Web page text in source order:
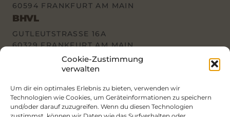
Cookie-Zustimmung
verwalten
Um dir ein optimales Erlebnis zu bieten, verwenden wir
Technologien wie Cookies, um Geräteinformationen zu speichern
und/oder darauf zuzugreifen. Wenn du diesen Technologien
60594 FRANKFURT AM MAIN
BHVL
GUTLEUTSTRASSE 16A
60329 FRANKFURT AM MAIN
POLICIES & LINKS
POLICIES